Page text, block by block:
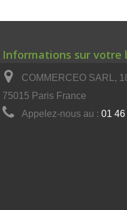
Informations sur votre
COMMERCEO SARL,
75015 Paris France
Appelez-nous au : 01